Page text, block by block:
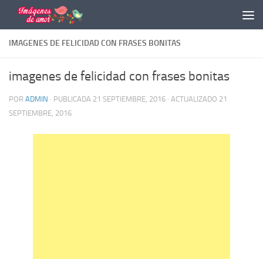
Saltar al contenido
IMAGENES DE FELICIDAD CON FRASES BONITAS
imagenes de felicidad con frases bonitas
POR ADMIN · PUBLICADA 21 SEPTIEMBRE, 2016 · ACTUALIZADO 21
SEPTIEMBRE, 2016